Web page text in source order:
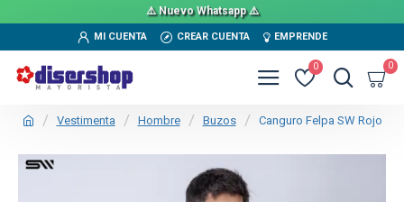
⚠️ Nuevo Whatsapp ⚠️
MI CUENTA CREAR CUENTA EMPRENDE
0 0
Vestimenta Hombre Buzos Canguro Felpa SW Rojo
TEXTTRANSPARENTE